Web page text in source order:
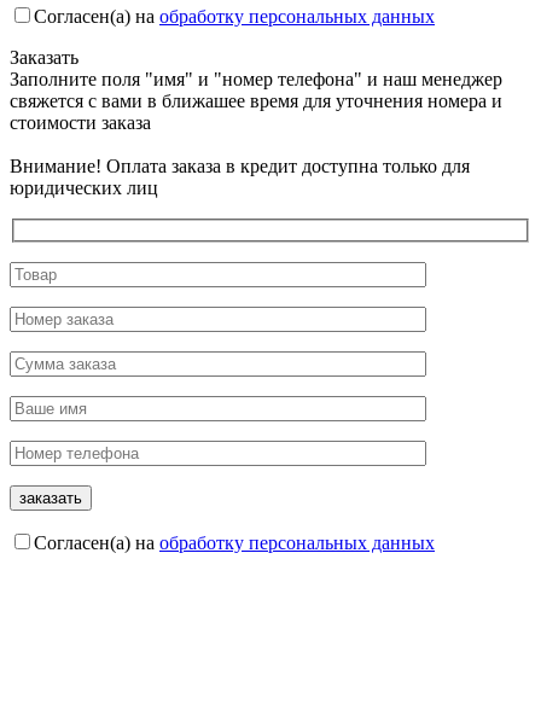
Согласен(а) на обработку персональных данных
Заказать
Заполните поля "имя" и "номер телефона" и наш менеджер
свяжется с вами в ближашее время для уточнения номера и
стоимости заказа
Внимание! Оплата заказа в кредит доступна только для
юридических лиц
Согласен(а) на обработку персональных данных